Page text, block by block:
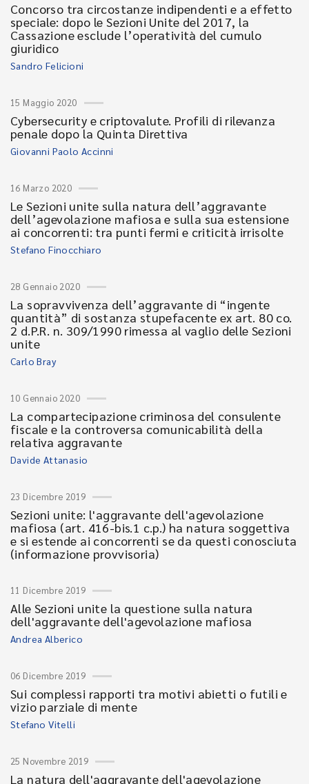
Concorso tra circostanze indipendenti e a effetto
speciale: dopo le Sezioni Unite del 2017, la
Cassazione esclude l’operatività del cumulo
giuridico
Sandro Felicioni
15 Maggio 2020
Cybersecurity e criptovalute. Profili di rilevanza
penale dopo la Quinta Direttiva
Giovanni Paolo Accinni
16 Marzo 2020
Le Sezioni unite sulla natura dell’aggravante
dell’agevolazione mafiosa e sulla sua estensione
ai concorrenti: tra punti fermi e criticità irrisolte
Stefano Finocchiaro
28 Gennaio 2020
La sopravvivenza dell’aggravante di “ingente
quantità” di sostanza stupefacente ex art. 80 co.
2 d.P.R. n. 309/1990 rimessa al vaglio delle Sezioni
unite
Carlo Bray
10 Gennaio 2020
La compartecipazione criminosa del consulente
fiscale e la controversa comunicabilità della
relativa aggravante
Davide Attanasio
23 Dicembre 2019
Sezioni unite: l'aggravante dell'agevolazione
mafiosa (art. 416-bis.1 c.p.) ha natura soggettiva
e si estende ai concorrenti se da questi conosciuta
(informazione provvisoria)
11 Dicembre 2019
Alle Sezioni unite la questione sulla natura
dell'aggravante dell'agevolazione mafiosa
Andrea Alberico
06 Dicembre 2019
Sui complessi rapporti tra motivi abietti o futili e
vizio parziale di mente
Stefano Vitelli
25 Novembre 2019
La natura dell'aggravante dell'agevolazione